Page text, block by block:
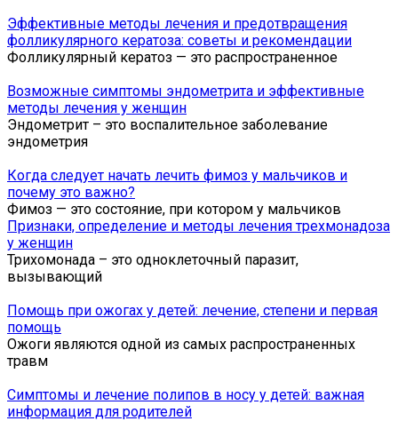
Эффективные методы лечения и предотвращения
фолликулярного кератоза: советы и рекомендации
Фолликулярный кератоз — это распространенное
Возможные симптомы эндометрита и эффективные
методы лечения у женщин
Эндометрит – это воспалительное заболевание
эндометрия
Когда следует начать лечить фимоз у мальчиков и
почему это важно?
Фимоз — это состояние, при котором у мальчиков
Признаки, определение и методы лечения трехмонадоза
у женщин
Трихомонада – это одноклеточный паразит,
вызывающий
Помощь при ожогах у детей: лечение, степени и первая
помощь
Ожоги являются одной из самых распространенных
травм
Симптомы и лечение полипов в носу у детей: важная
информация для родителей